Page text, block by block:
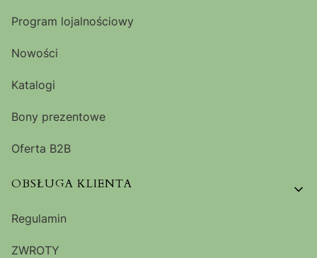
Program lojalnościowy
Nowości
Katalogi
Bony prezentowe
Oferta B2B
OBSŁUGA KLIENTA
Regulamin
ZWROTY